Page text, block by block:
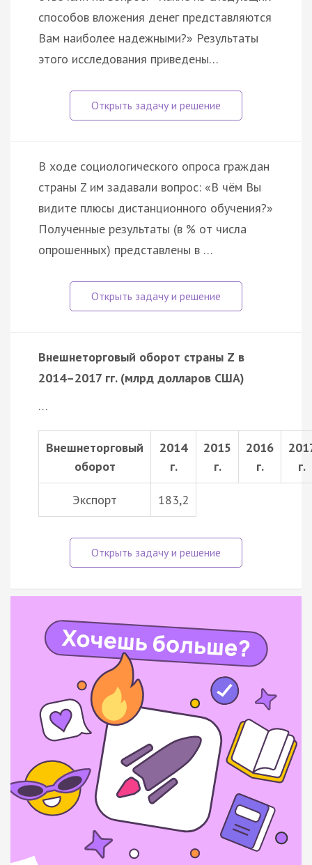
способов вложения денег представляются
Вам наиболее надежными?» Результаты
этого исследования приведены…
В ходе социологического опроса граждан
страны Z им задавали вопрос: «В чём Вы
видите плюсы дистанционного обучения?»
Полученные результаты (в % от числа
опрошенных) представлены в …
Внешнеторговый оборот страны Z в
2014–2017 гг. (млрд долларов США)
…
Внешнеторговый
оборот
2014
г.
2015
г.
2016
г.
г.
Экспорт 183,2